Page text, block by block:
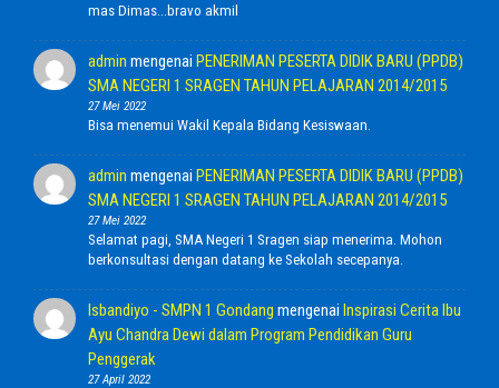
mas Dimas...bravo akmil
admin mengenai PENERIMAN PESERTA DIDIK BARU (PPDB)
SMA NEGERI 1 SRAGEN TAHUN PELAJARAN 2014/2015
27 Mei 2022
Bisa menemui Wakil Kepala Bidang Kesiswaan.
admin mengenai PENERIMAN PESERTA DIDIK BARU (PPDB)
SMA NEGERI 1 SRAGEN TAHUN PELAJARAN 2014/2015
27 Mei 2022
Selamat pagi, SMA Negeri 1 Sragen siap menerima. Mohon
berkonsultasi dengan datang ke Sekolah secepanya.
Isbandiyo - SMPN 1 Gondang mengenai Inspirasi Cerita Ibu
Ayu Chandra Dewi dalam Program Pendidikan Guru
Penggerak
27 April 2022